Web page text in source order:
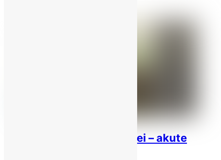
Einzelhaft für Javad Vafaei – akute